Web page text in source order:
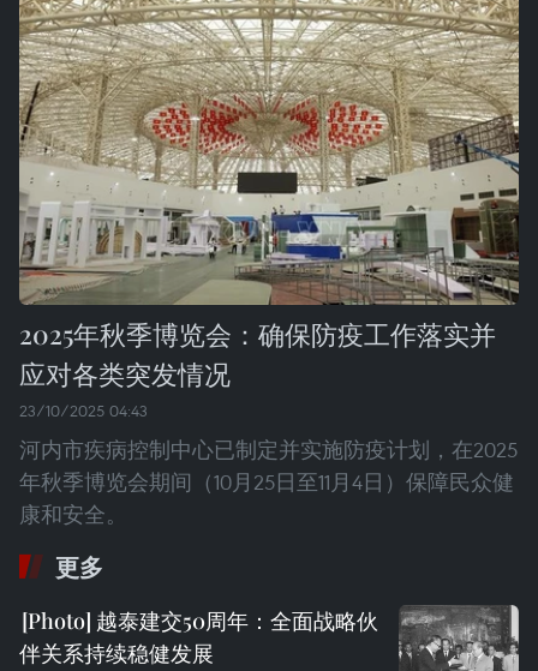
2025年秋季博览会：确保防疫工作落实并
应对各类突发情况
23/10/2025 04:43
河内市疾病控制中心已制定并实施防疫计划，在2025
年秋季博览会期间（10月25日至11月4日）保障民众健
康和安全。
更多
越泰建交50周年：全面战略伙
伴关系持续稳健发展